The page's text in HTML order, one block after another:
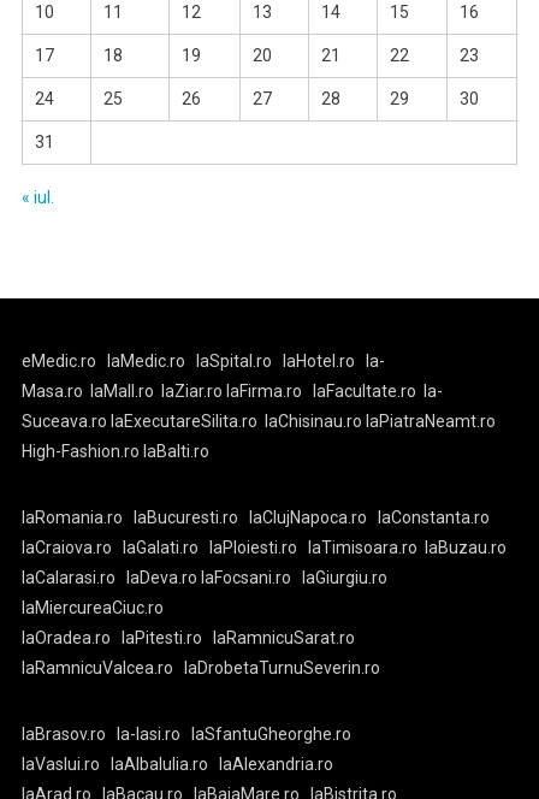
10 11 12 13 14 15 16
17 18 19 20 21 22 23
24 25 26 27 28 29 30
31
« iul.
eMedic.ro laMedic.ro laSpital.ro laHotel.ro
la-
Masa.ro
laMall.ro laZiar.ro laFirma.ro laFacultate.ro
la-
Suceava.ro laExecutareSilita.ro laChisinau.ro laPiatraNeamt.ro
High-Fashion.ro laBalti.ro
laRomania.ro laBucuresti.ro laClujNapoca.ro
laConstanta.ro
laCraiova.ro
laGalati.ro laPloiesti.ro laTimisoara.ro
laBuzau.ro
laCalarasi.ro
laDeva.ro laFocsani.ro
laGiurgiu.ro
laMiercureaCiuc.ro
laOradea.ro
laPitesti.ro
laRamnicuSarat.ro
laRamnicuValcea.ro
laDrobetaTurnuSeverin.ro
laBrasov.ro la-Iasi.ro
laSfantuGheorghe.ro
laVaslui.ro
laAlbaIulia.ro
laAlexandria.ro
laArad.ro
laBacau.ro laBaiaMare.ro laBistrita.ro